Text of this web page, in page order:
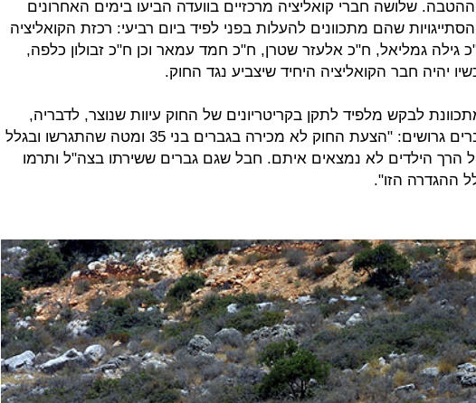
שלושה חברי קואליציה מרכזיים בוועדה הביעו בימים האחרונים
שהם מתכוונים להעלות בפני לפיד ביום רביעי: רכזת הקואליציה
גילה גמליאל, ח"כ אלעזר שטרן, ח"כ חמד עמאר וכן ח"כ זבולון כלפה,
יהיה חבר הקואליציה היחיד שיצביע נגד החוק.
לבקש מלפיד לתקן בקריטריונים של החוק עיוות שנוצר, לדבריה,
בנוגע לגברים גרושים: "הצעת החוק לא מכירה בגברים בני 35 ומטה שהתגרשו ובגלל
הרך הילדים לא נמצאים איתם. חבל שגם גברים ששירתו בצה"ל ותרמו
ההגדרה הזו".